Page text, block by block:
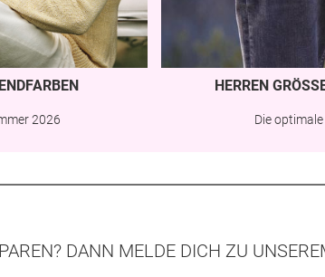
2026
HERREN
Die
DANN MELDE DICH ZU